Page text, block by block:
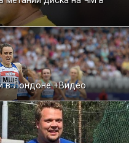
в Лондоне +Видео